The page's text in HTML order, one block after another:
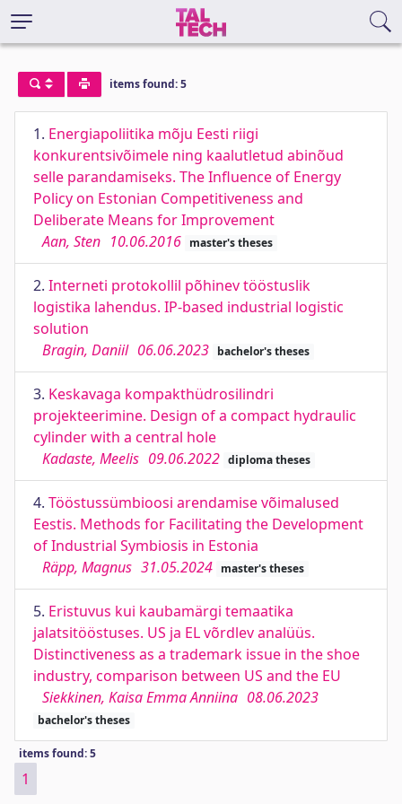
items found: 5
1. Energiapoliitika mõju Eesti riigi
konkurentsivõimele ning kaalutletud abinõud
selle parandamiseks. The Influence of Energy
Policy on Estonian Competitiveness and
Deliberate Means for Improvement
Aan, Sten 10.06.2016 master's theses
2. Interneti protokollil põhinev tööstuslik
logistika lahendus. IP-based industrial logistic
solution
Bragin, Daniil 06.06.2023 bachelor's theses
3. Keskavaga kompakthüdrosilindri
projekteerimine. Design of a compact hydraulic
cylinder with a central hole
Kadaste, Meelis 09.06.2022 diploma theses
4. Tööstussümbioosi arendamise võimalused
Eestis. Methods for Facilitating the Development
of Industrial Symbiosis in Estonia
Räpp, Magnus 31.05.2024 master's theses
5. Eristuvus kui kaubamärgi temaatika
jalatsitööstuses. US ja EL võrdlev analüüs.
Distinctiveness as a trademark issue in the shoe
industry, comparison between US and the EU
Siekkinen, Kaisa Emma Anniina 08.06.2023
bachelor's theses
items found: 5
1